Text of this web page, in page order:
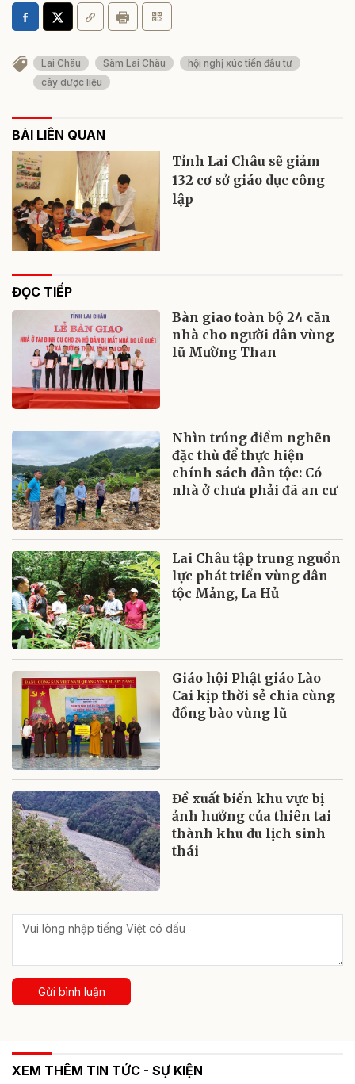
Lai Châu Sâm Lai Châu
hội nghị xúc tiến đầu tư
cây dược liệu
BÀI LIÊN QUAN
Tỉnh Lai Châu sẽ giảm
132 cơ sở giáo dục công
lập
ĐỌC TIẾP
Bàn giao toàn bộ 24 căn
nhà cho người dân vùng
lũ Mường Than
Nhìn trúng điểm nghẽn
đặc thù để thực hiện
chính sách dân tộc: Có
nhà ở chưa phải đã an cư
Lai Châu tập trung nguồn
lực phát triển vùng dân
tộc Mảng, La Hủ
Giáo hội Phật giáo Lào
Cai kịp thời sẻ chia cùng
đồng bào vùng lũ
Đề xuất biến khu vực bị
ảnh hưởng của thiên tai
thành khu du lịch sinh
thái
Gửi bình luận
XEM THÊM TIN TỨC - SỰ KIỆN